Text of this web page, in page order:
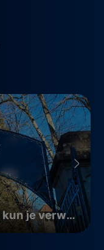
Wednesday Seizoen 2: dit kun je verwachten